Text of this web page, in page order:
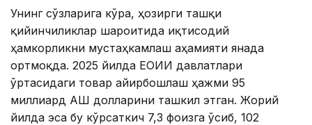
Унинг сўзларига кўра, ҳозирги ташқи
қийинчиликлар шароитида иқтисодий
ҳамкорликни мустаҳкамлаш аҳамияти янада
ортмоқда. 2025 йилда ЕОИИ давлатлари
ўртасидаги товар айирбошлаш ҳажми 95
миллиард АҚШ долларини ташкил этган. Жорий
йилда эса бу кўрсаткич 7,3 фоизга ўсиб, 102